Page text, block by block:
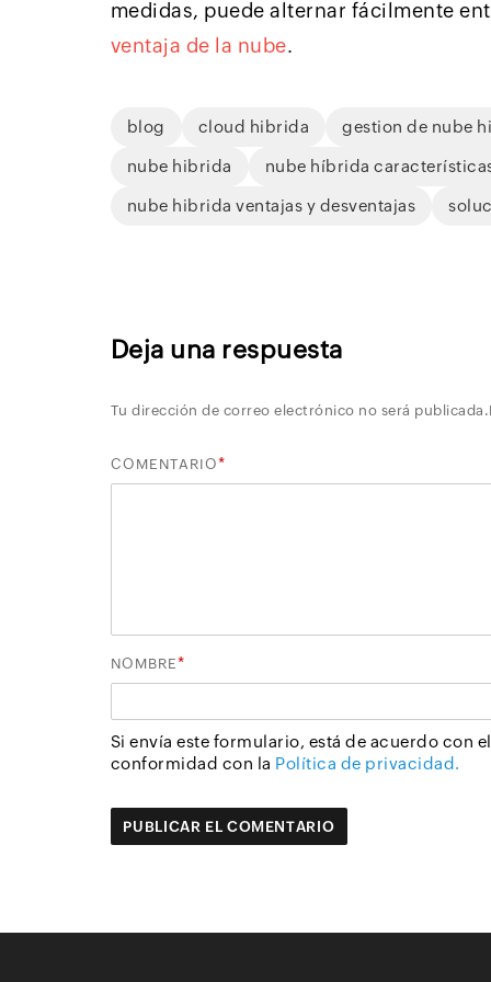
medidas, puede alternar fácilmente
ventaja de la nube.
blog cloud hibrida gestion de nube
nube hibrida nube híbrida
nube hibrida ventajas y desventajas
Deja una respuesta
Tu dirección de correo electrónico no será publicada.
COMENTARIO*
NOMBRE*
Si envía este formulario, está de acuerdo con
conformidad con la Política de privacidad.